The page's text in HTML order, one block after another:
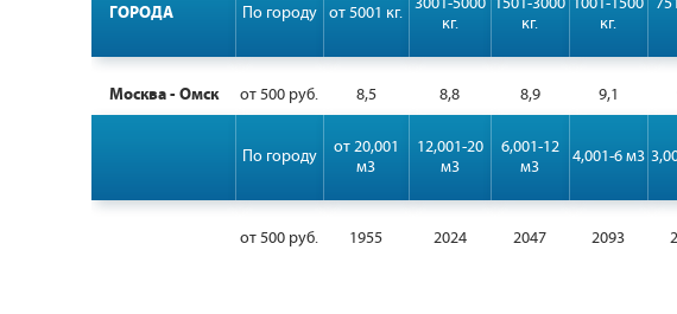
ГОРОДА По городу от 5001 кг.
кг.
кг.
кг.
Москва - Омск от 500 руб. 8,5 8,8 8,9 9,1
По городу
от 20,001
м3
12,001-20
м3
6,001-12
м3
4,001-6 м3
от 500 руб. 1955 2024 2047 2093